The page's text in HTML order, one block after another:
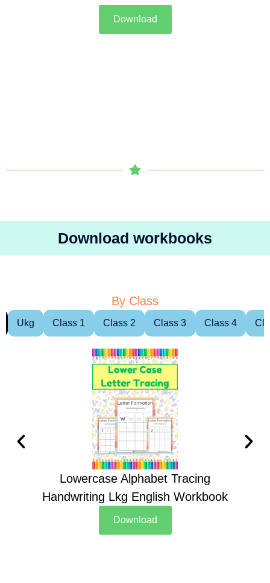
Download
Download workbooks
By Class
Ukg Class 1 Class 2 Class 3 Class 4
Lowercase Alphabet Tracing
Handwriting Lkg English Workbook
Download